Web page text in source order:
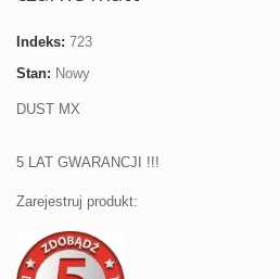
Indeks: 723
Stan: Nowy
DUST MX
5 LAT GWARANCJI !!!
Zarejestruj produkt: